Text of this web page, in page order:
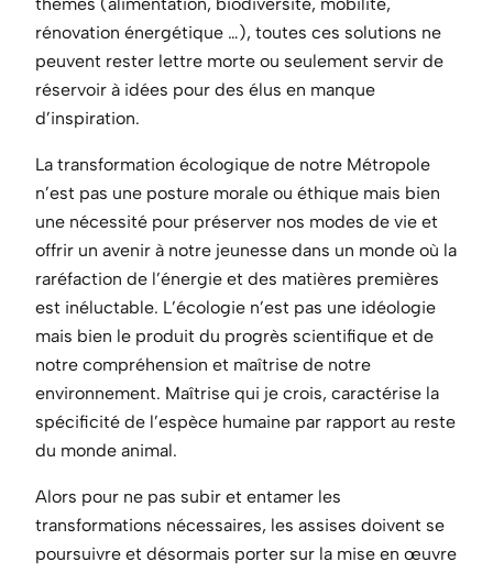
rénovation énergétique …), toutes ces solutions ne
peuvent rester lettre morte ou seulement servir de
réservoir à idées pour des élus en manque
d’inspiration.
La transformation écologique de notre Métropole
n’est pas une posture morale ou éthique mais bien
une nécessité pour préserver nos modes de vie et
offrir un avenir à notre jeunesse dans un monde où la
raréfaction de l’énergie et des matières premières
est inéluctable. L’écologie n’est pas une idéologie
mais bien le produit du progrès scientifique et de
notre compréhension et maîtrise de notre
environnement. Maîtrise qui je crois, caractérise la
spécificité de l’espèce humaine par rapport au reste
du monde animal.
Alors pour ne pas subir et entamer les
transformations nécessaires, les assises doivent se
poursuivre et désormais porter sur la mise en œuvre